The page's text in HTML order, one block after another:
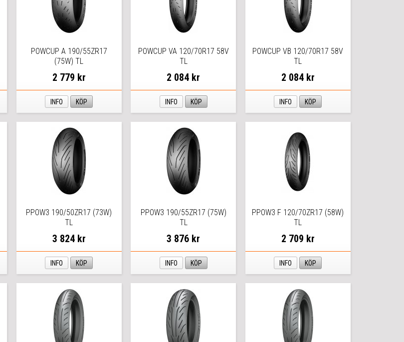
POWCUP A 190/55ZR17
(75W) TL
2 779 kr
INFO KÖP
POWCUP VA 120/70R17 58V
TL
2 084 kr
INFO KÖP
POWCUP VB 120/70R17 58V
TL
2 084 kr
INFO KÖP
PPOW3 190/50ZR17 (73W)
TL
3 824 kr
INFO KÖP
PPOW3 190/55ZR17 (75W)
TL
3 876 kr
INFO KÖP
PPOW3 F 120/70ZR17 (58W)
TL
2 709 kr
INFO KÖP